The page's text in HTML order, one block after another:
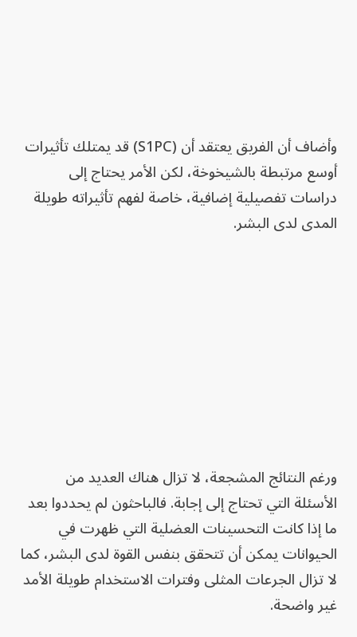
وأضاف أن الفريق يعتقد أن (S1PC) قد يمتلك تأثيرات
أوسع مرتبطة بالشيخوخة، لكن الأمر يحتاج إلى
دراسات تفصيلية إضافية، خاصة لفهم تأثيراته طويلة
المدى لدى البشر.
ورغم النتائج المشجعة، لا تزال هناك العديد من
الأسئلة التي تحتاج إلى إجابة. فالباحثون لم يحددوا بعد
ما إذا كانت التحسينات العضلية التي ظهرت في
الحيوانات يمكن أن تتحقق بنفس القوة لدى البشر، كما
لا تزال الجرعات المثلى وفترات الاستخدام طويلة الأمد
غير واضحة.